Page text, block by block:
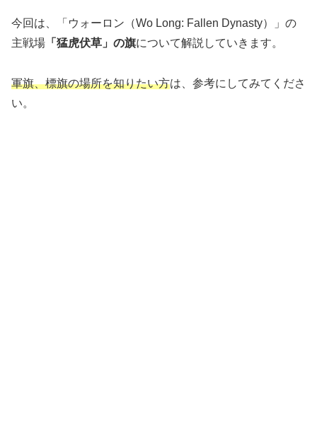
今回は、「ウォーロン（Wo Long: Fallen Dynasty）」の
主戦場 「猛虎伏草」の旗について解説していきます。
軍旗、標旗の場所を知りたい方は、参考にしてみてくださ
い。